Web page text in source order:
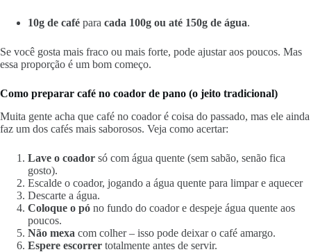
10g de café para cada 100g ou até 150g de água.
Se você gosta mais fraco ou mais forte, pode ajustar aos poucos. Mas
essa proporção é um bom começo.
Como preparar café no coador de pano (o jeito tradicional)
Muita gente acha que café no coador é coisa do passado, mas ele ainda
faz um dos cafés mais saborosos. Veja como acertar:
Lave o coador só com água quente (sem sabão, senão fica
gosto).
Escalde o coador, jogando a água quente para limpar e aquecer
Descarte a água.
Coloque o pó no fundo do coador e despeje água quente aos
poucos.
Não mexa com colher – isso pode deixar o café amargo.
Espere escorrer totalmente antes de servir.